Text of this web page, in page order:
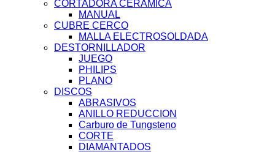
CORTADORA CERAMICA
MANUAL
CUBRE CERCO
MALLA ELECTROSOLDADA
DESTORNILLADOR
JUEGO
PHILIPS
PLANO
DISCOS
ABRASIVOS
ANILLO REDUCCION
Carburo de Tungsteno
CORTE
DIAMANTADOS